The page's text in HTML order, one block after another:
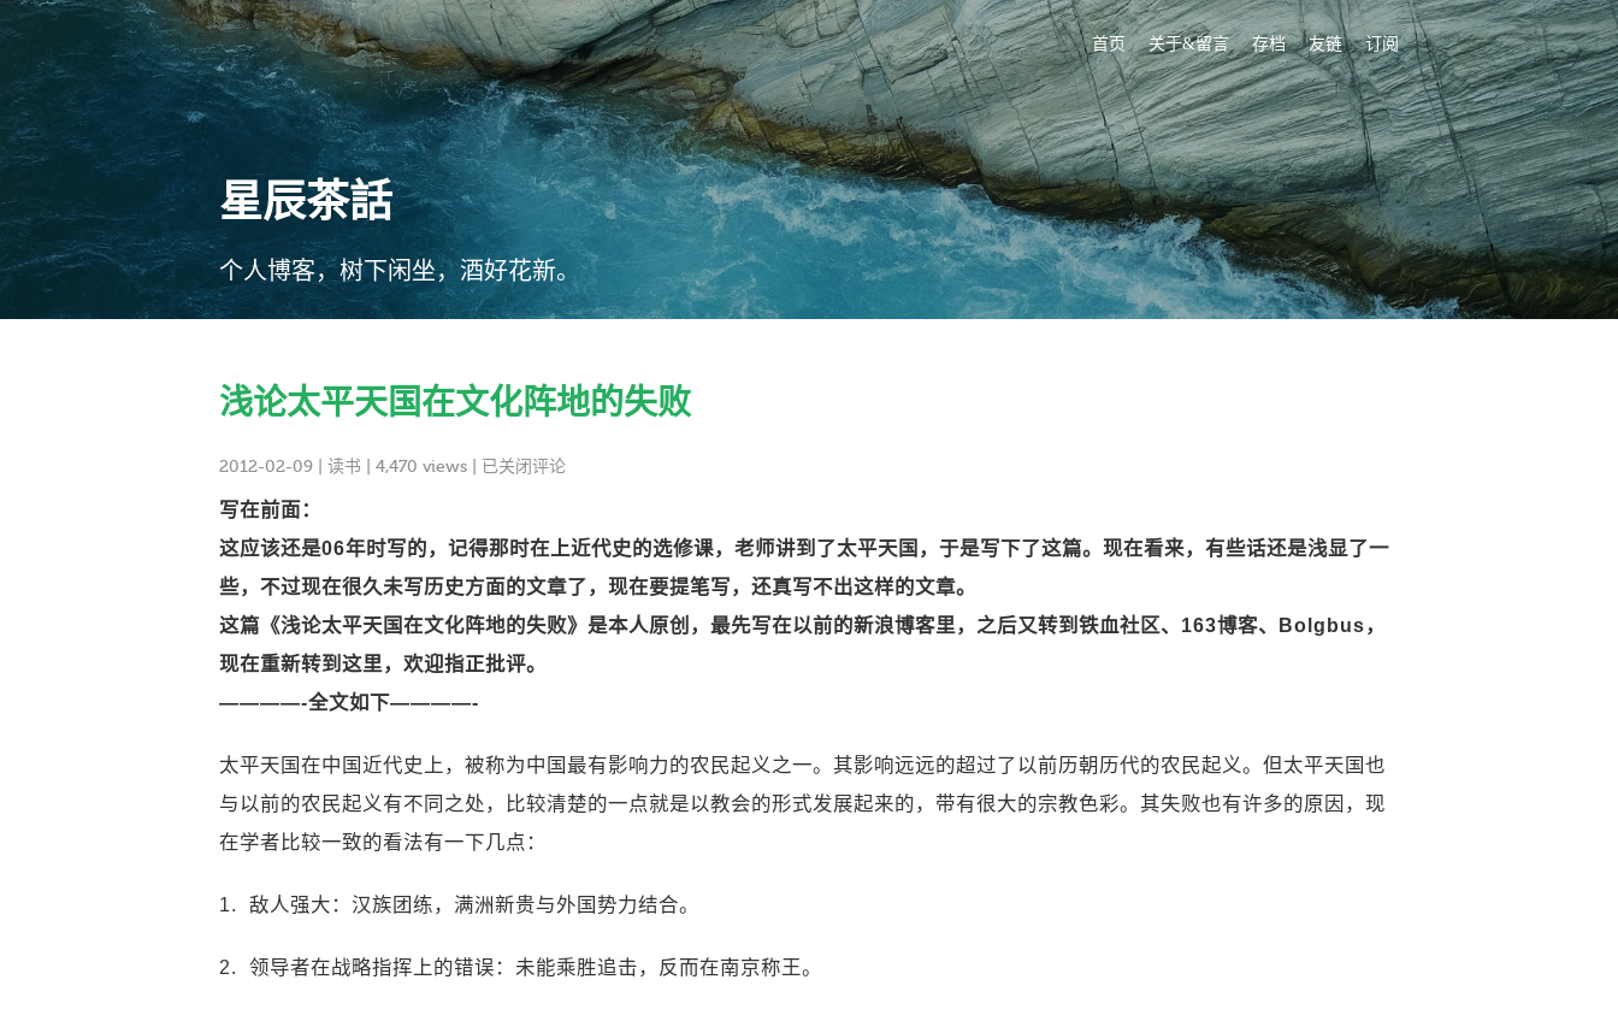
首页 关于&留言 存档 友链 订阅
星辰茶話
个人博客，树下闲坐，酒好花新。
浅论太平天国在文化阵地的失败
2012-02-09 读书 | 4,470 views | 已关闭评论
写在前面：
这应该还是06年时写的，记得那时在上近代史的选修课，老师讲到了太平天国，于是写下了这篇。现在看来，有些话还是浅显了一
些，不过现在很久未写历史方面的文章了，现在要提笔写，还真写不出这样的文章。
这篇《浅论太平天国在文化阵地的失败》是本人原创，最先写在以前的新浪博客里，之后又转到铁血社区、163博客、Bolgbus，
现在重新转到这里，欢迎指正批评。
————-全文如下————-
太平天国在中国近代史上，被称为中国最有影响力的农民起义之一。其影响远远的超过了以前历朝历代的农民起义。但太平天国也
与以前的农民起义有不同之处，比较清楚的一点就是以教会的形式发展起来的，带有很大的宗教色彩。其失败也有许多的原因，现
在学者比较一致的看法有一下几点：
1. 敌人强大：汉族团练，满洲新贵与外国势力结合。
2. 领导者在战略指挥上的错误：未能乘胜追击，反而在南京称王。